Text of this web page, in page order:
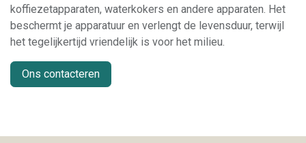
koffiezetapparaten, waterkokers en andere apparaten. Het
beschermt je apparatuur en verlengt de levensduur, terwijl
het tegelijkertijd vriendelijk is voor het milieu.
Ons contacteren